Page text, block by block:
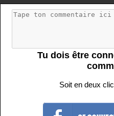
Tu dois être
Soit en deux